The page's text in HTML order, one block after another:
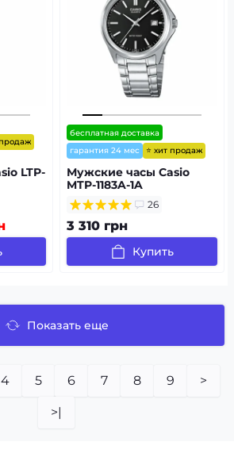
продаж
LTP-
бесплатная доставка
гарантия 24 мес
⭐ хит продаж
Мужские часы Casio
MTP-1183A-1A
26
3 310 грн
Купить
Показать еще
4 5 6 7 8 9 >
>|